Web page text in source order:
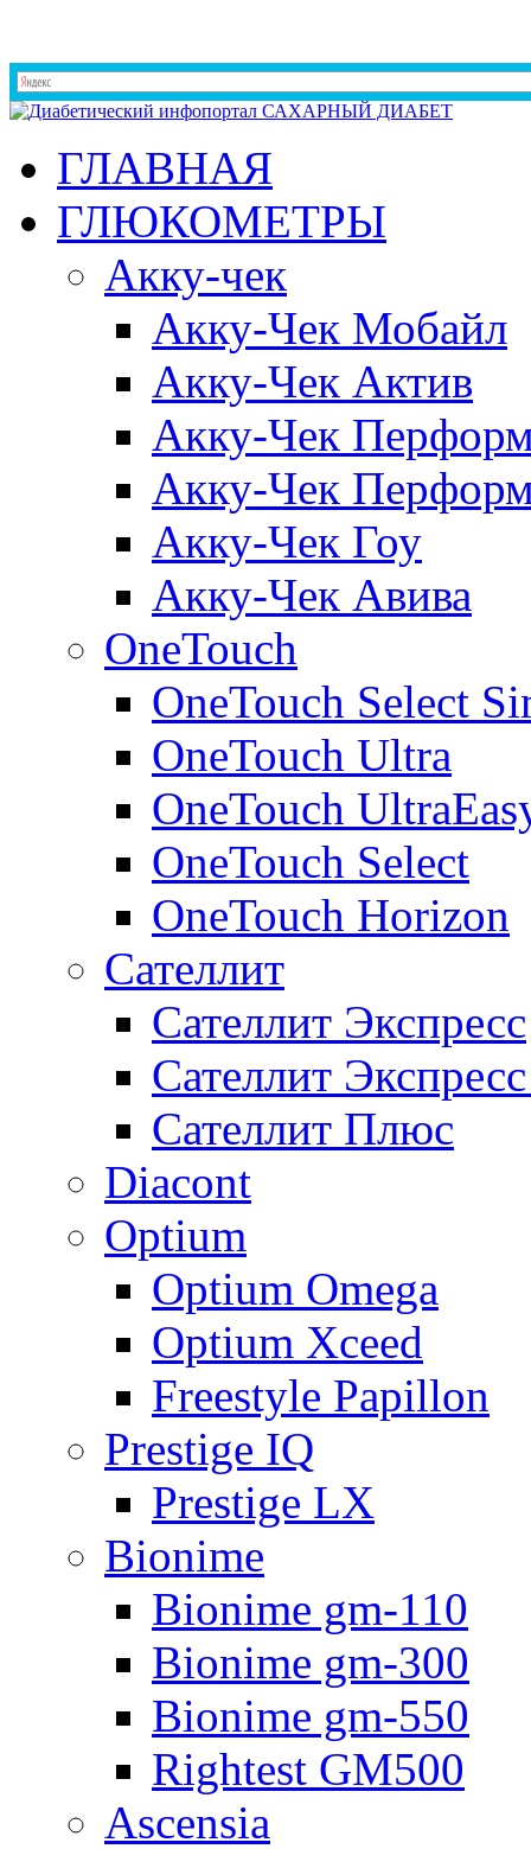
ГЛАВНАЯ
ГЛЮКОМЕТРЫ
Акку-чек
Акку-Чек Мобайл
Акку-Чек Актив
Акку-Чек
Акку-Чек
Акку-Чек Гоу
Акку-Чек Авива
OneTouch
OneTouch Select
OneTouch Ultra
OneTouch
OneTouch Select
OneTouch Horizon
Сателлит
Сателлит Экспресс
Сателлит
Сателлит Плюс
Diacont
Optium
Optium Omega
Optium Xceed
Freestyle Papillon
Prestige IQ
Prestige LX
Bionime
Bionime gm-110
Bionime gm-300
Bionime gm-550
Rightest GM500
Ascensia